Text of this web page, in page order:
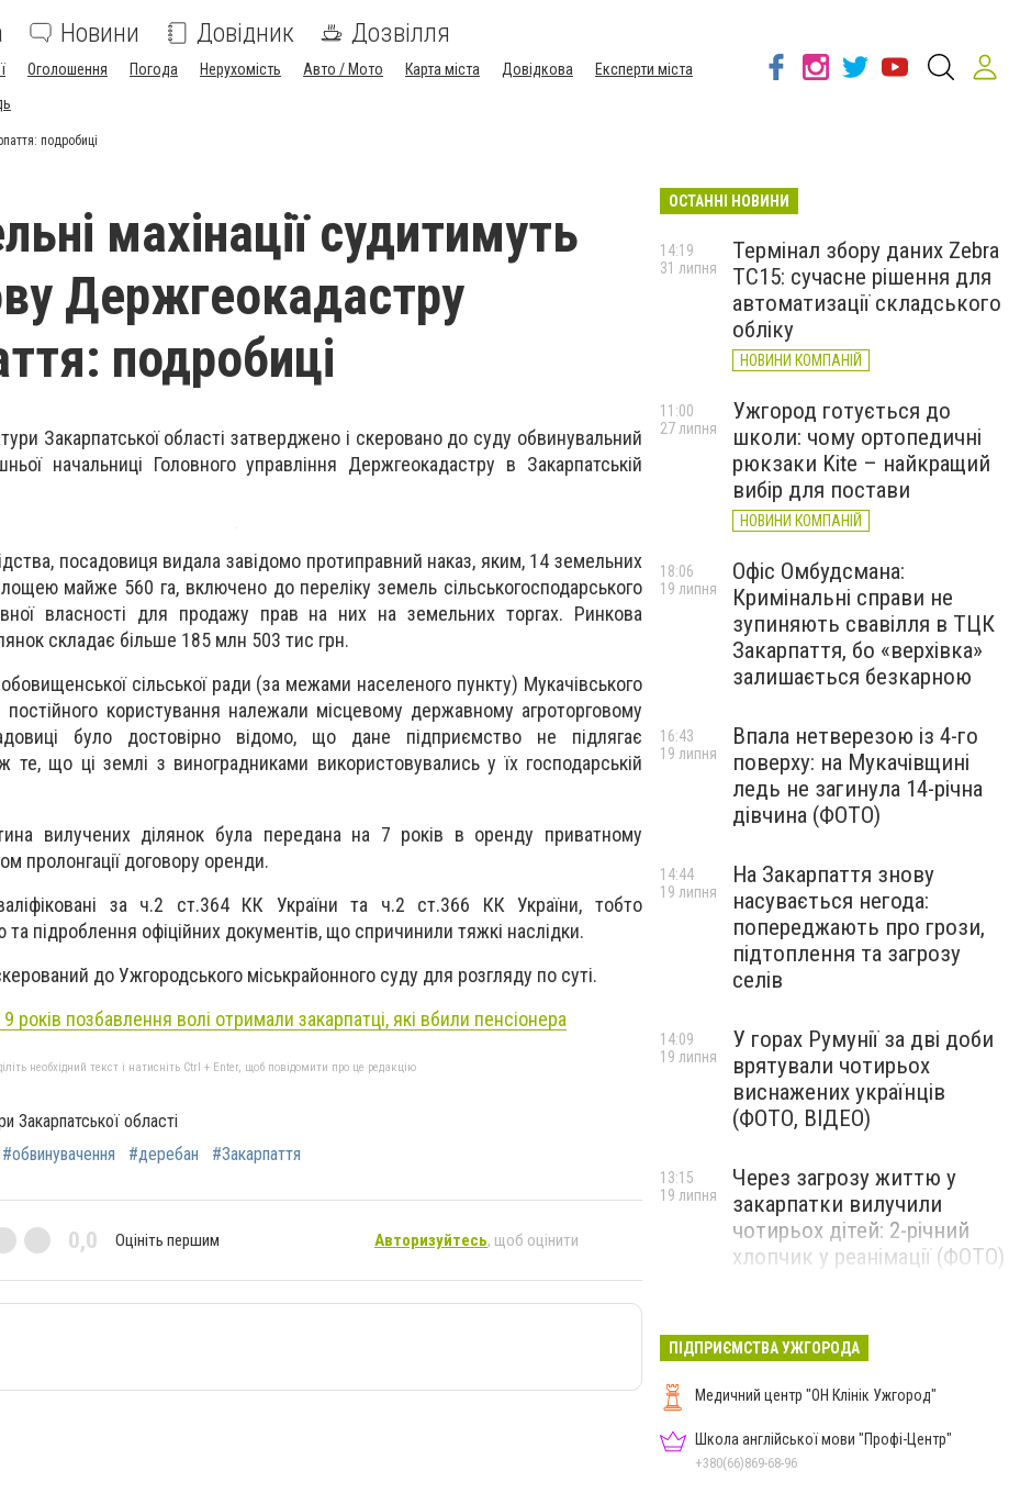
Новини Довідник Дозвілля
Оголошення Погода Нерухомість Авто / Мото Карта міста Довідкова
Експерти міста
подробиці
махінації судитимуть
Держгеокадастру
подробиці
Закарпатської області затверджено і скеровано до суду обвинувальний
начальниці Головного управління Держгеокадастру в Закарпатській
посадовиця видала завідомо протиправний наказ, яким, 14 земельних
майже 560 га, включено до переліку земель сільськогосподарського
власності для продажу прав на них на земельних торгах. Ринкова
складає більше 185 млн 503 тис грн.
сільської ради (за межами населеного пункту) Мукачівського
постійного користування належали місцевому державному агроторговому
було достовірно відомо, що дане підприємство не підлягає
те, що ці землі з виноградниками використовувались у їх господарській
вилучених ділянок була передана на 7 років в оренду приватному
пролонгації договору оренди.
за ч.2 ст.364 КК України та ч.2 ст.366 КК України, тобто
підроблення офіційних документів, що спричинили тяжкі наслідки.
до Ужгородського міськрайонного суду для розгляду по суті.
9 років позбавлення волі отримали закарпатці, які вбили пенсіонера
необхідний текст і натисніть Ctrl + Enter, щоб повідомити про це редакцію
Закарпатської області
#обвинувачення #деребан #Закарпаття
0,0 Оцініть першим Авторизуйтесь, щоб оцінити
ОСТАННІ НОВИНИ
Термінал збору даних Zebra
TC15: сучасне рішення для
автоматизації складського
обліку
НОВИНИ КОМПАНІЙ
14:19
31 липня
Ужгород готується до
школи: чому ортопедичні
рюкзаки Kite – найкращий
вибір для постави
НОВИНИ КОМПАНІЙ
11:00
27 липня
Офіс Омбудсмана:
Кримінальні справи не
зупиняють свавілля в ТЦК
Закарпаття, бо «верхівка»
залишається безкарною
18:06
19 липня
Впала нетверезою із 4-го
поверху: на Мукачівщині
ледь не загинула 14-річна
дівчина (ФОТО)
16:43
19 липня
На Закарпаття знову
насувається негода:
попереджають про грози,
підтоплення та загрозу
селів
14:44
19 липня
У горах Румунії за дві доби
врятували чотирьох
виснажених українців
(ФОТО, ВІДЕО)
14:09
19 липня
Через загрозу життю у
закарпатки вилучили
чотирьох дітей: 2-річний
хлопчик у реанімації (ФОТО)
13:15
19 липня
полеглим захисником
Артемом Ромчаком
19 липня
ПІДПРИЄМСТВА УЖГОРОДА
Медичний центр "ОН Клінік Ужгород"
Школа англійської мови "Профі-Центр"
+380(66)869-68-96